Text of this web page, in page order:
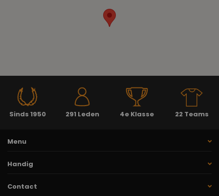
Sinds 1950 291 Leden 4e Klasse 22 Teams
Menu
Handig
Contact